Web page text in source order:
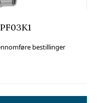
bestillinger